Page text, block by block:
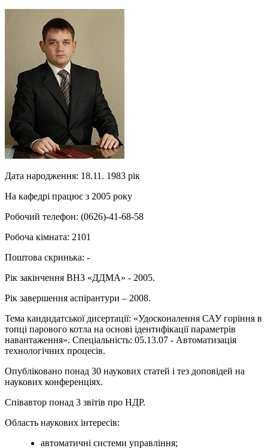
Дата народження: 18.11. 1983 рік
На кафедрі працює з 2005 року
Робочий телефон: (0626)-41-68-58
Робоча кімната: 2101
Поштова скринька: -
Рік закінчення ВНЗ «ДДМА» - 2005.
Рік завершення аспірантури – 2008.
Тема кандидатської дисертації: «Удосконалення САУ горіння в
топці парового котла на основі ідентифікації параметрів
навантаження». Спеціальність: 05.13.07 - Автоматизація
технологічних процесів.
Опубліковано понад 30 наукових статей і тез доповідей на
наукових конференціях.
Співавтор понад 3 звітів про НДР.
Область наукових інтересів:
автоматичні системи управління;